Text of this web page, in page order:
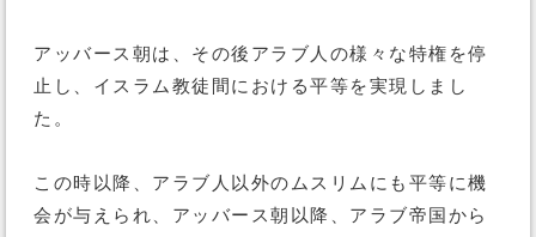
アッバース朝は、その後アラブ人の様々な特権を停
止し、イスラム教徒間における平等を実現しまし
た。
この時以降、アラブ人以外のムスリムにも平等に機
会が与えられ、アッバース朝以降、アラブ帝国から